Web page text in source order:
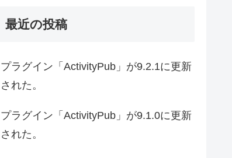
最近の投稿
プラグイン「ActivityPub」が9.2.1に更新
された。
プラグイン「ActivityPub」が9.1.0に更新
された。